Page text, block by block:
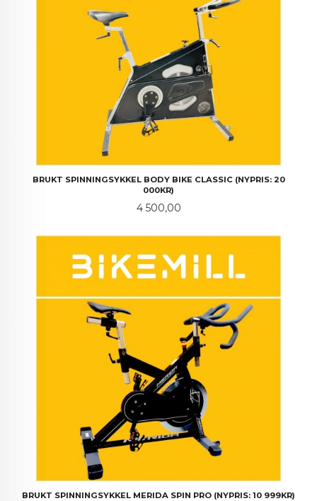
BRUKT SPINNINGSYKKEL BODY BIKE CLASSIC (NYPRIS: 20
000KR)
Pris
4 500,00
BRUKT SPINNINGSYKKEL MERIDA SPIN PRO (NYPRIS: 10 999KR)